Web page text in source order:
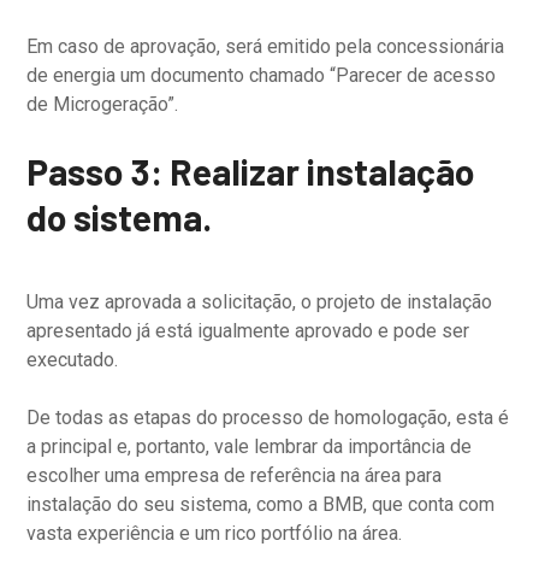
Em caso de aprovação, será emitido pela concessionária
de energia um documento chamado “Parecer de acesso
de Microgeração”.
Passo 3: Realizar instalação
do sistema.
Uma vez aprovada a solicitação, o projeto de instalação
apresentado já está igualmente aprovado e pode ser
executado.
De todas as etapas do processo de homologação, esta é
a principal e, portanto, vale lembrar da importância de
escolher uma empresa de referência na área para
instalação do seu sistema, como a BMB, que conta com
vasta experiência e um rico portfólio na área.